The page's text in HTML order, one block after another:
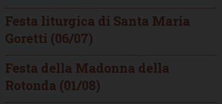
Festa liturgica di Santa Maria
Goretti (06/07)
Festa della Madonna della
Rotonda (01/08)